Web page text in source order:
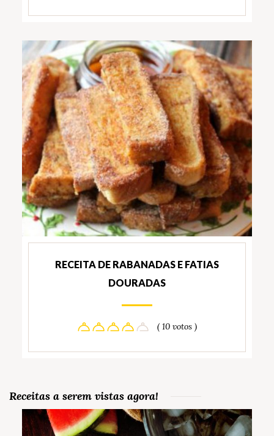
RECEITA DE RABANADAS E FATIAS
DOURADAS
( 10 votos )
Receitas a serem vistas agora!